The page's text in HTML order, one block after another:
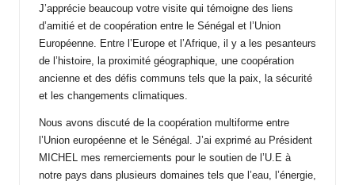
J’apprécie beaucoup votre visite qui témoigne des liens
d’amitié et de coopération entre le Sénégal et l’Union
Européenne. Entre l’Europe et l’Afrique, il y a les pesanteurs
de l’histoire, la proximité géographique, une coopération
ancienne et des défis communs tels que la paix, la sécurité
et les changements climatiques.
Nous avons discuté de la coopération multiforme entre
l’Union européenne et le Sénégal. J’ai exprimé au Président
MICHEL mes remerciements pour le soutien de l’U.E à
notre pays dans plusieurs domaines tels que l’eau, l’énergie,